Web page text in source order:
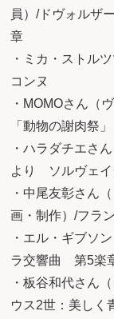
員）/ドヴォルザ
章
・ミカ・ストル
コンヌ
・MOMOさん（
「動物の謝肉祭
・ハラダチエさ
より ソルヴェイ
・中尾友彰さん
画・制作）/フラ
・エル・ギブソ
ラ交響曲 第5楽
・板谷和代さん
ウス2世：美しく